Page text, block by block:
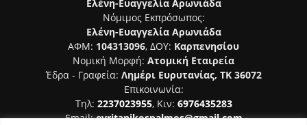
Ελένη-Ευαγγελία Αρωνιάδα
Νόμιμος Εκπρόσωπος:
Ελένη-Ευαγγελία Αρωνιάδα
ΑΦΜ: 104313096, ΔΟΥ: Καρπενησίου
Νομική Μορφή: Ατομική Εταιρεία
Έδρα - Γραφεία: Λημέρι Ευρυτανίας, ΤΚ 36072
Επικοινωνία:
Τηλ: 2237023955, Κιν: 6976435283
Email:evritanikospalmos@gmail.com